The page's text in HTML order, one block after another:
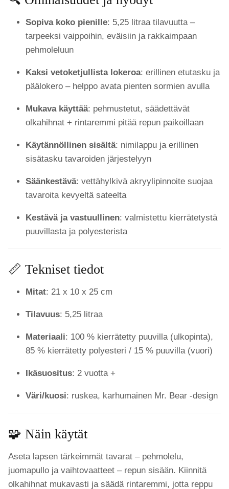
Sopiva koko pienille: 5,25 litraa tilavuutta –
tarpeeksi vaippoihin, eväisiin ja rakkaimpaan
pehmoleluun
Kaksi vetoketjullista lokeroa: erillinen etutasku ja
päälokero – helppo avata pienten sormien avulla
Mukava käyttää: pehmustetut, säädettävät
olkahihnat + rintaremmi pitää repun paikoillaan
Käytännöllinen sisältä: nimilappu ja erillinen
sisätasku tavaroiden järjestelyyn
Säänkestävä: vettähylkivä akryylipinnoite suojaa
tavaroita kevyeltä sateelta
Kestävä ja vastuullinen: valmistettu kierrätetystä
puuvillasta ja polyesterista
📏 Tekniset tiedot
Mitat: 21 x 10 x 25 cm
Tilavuus: 5,25 litraa
Materiaali: 100 % kierrätetty puuvilla (ulkopinta),
85 % kierrätetty polyesteri / 15 % puuvilla (vuori)
Ikäsuositus: 2 vuotta +
Väri/kuosi: ruskea, karhumainen Mr. Bear -design
🧩 Näin käytät
Aseta lapsen tärkeimmät tavarat – pehmolelu,
juomapullo ja vaihtovaatteet – repun sisään. Kiinnitä
olkahihnat mukavasti ja säädä rintaremmi, jotta reppu